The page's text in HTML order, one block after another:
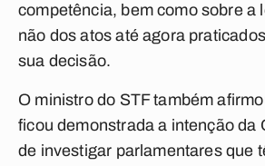
competência, bem como sobre a
não dos atos até agora
sua decisão.
O ministro do STF também
ficou demonstrada a intenção da
de investigar parlamentares que